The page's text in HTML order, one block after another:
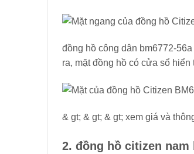
đồng hồ công dân bm6772-
ra, mặt đồng hồ có cửa sổ
& gt; & gt; & gt; xem giá và
2. đồng hồ citizen nam